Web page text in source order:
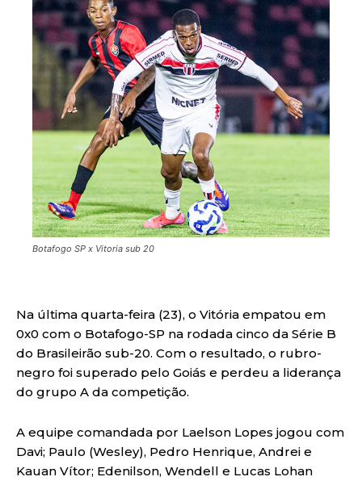
Botafogo SP x Vitoria sub 20
Na última quarta-feira (23), o Vitória empatou em
0x0 com o Botafogo-SP na rodada cinco da Série B
do Brasileirão sub-20. Com o resultado, o rubro-
negro foi superado pelo Goiás e perdeu a liderança
do grupo A da competição.
A equipe comandada por Laelson Lopes jogou com
Davi; Paulo (Wesley), Pedro Henrique, Andrei e
Kauan Vítor; Edenilson, Wendell e Lucas Lohan